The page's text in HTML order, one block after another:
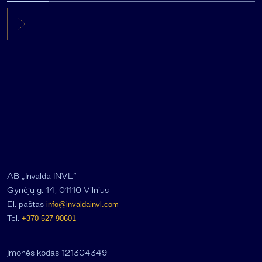
AB „Invalda INVL“
Gynėjų g. 14, 01110 Vilnius
El. paštas info@invaldainvl.com
Tel. +370 527 90601
Įmonės kodas 121304349